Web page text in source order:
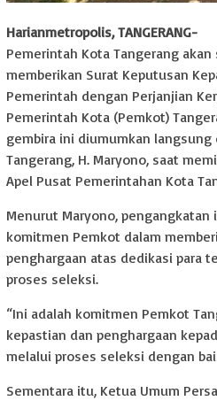
Harianmetropolis, TANGERANG-
Pemerintah Kota Tangerang
memberikan Surat Keputusan
Pemerintah dengan Perjanjian
Pemerintah Kota (Pemkot)
gembira ini diumumkan langsung
Tangerang, H. Maryono, saat
Apel Pusat Pemerintahan Kota
Menurut Maryono,
komitmen Pemkot dalam
penghargaan atas dedikasi para
proses seleksi.
“Ini adalah komitmen Pemkot
kepastian dan penghargaan
melalui proses seleksi dengan
Sementara itu, Ketua Umum